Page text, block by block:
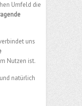
Umfeld die
uns
Nutzen ist.
natürlich